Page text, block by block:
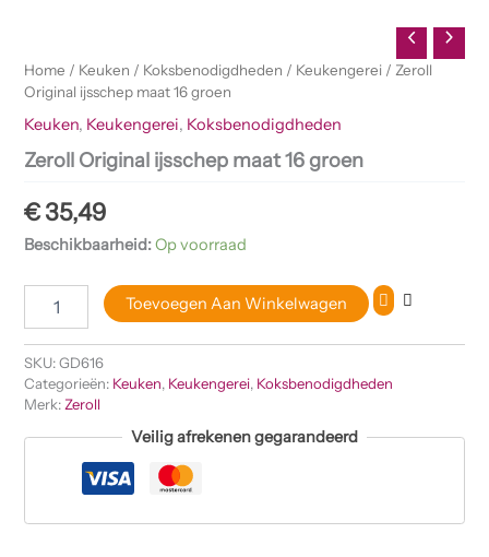
Home / Keuken / Koksbenodigdheden / Keukengerei / Zeroll
Original ijsschep maat 16 groen
Keuken, Keukengerei, Koksbenodigdheden
Zeroll Original ijsschep maat 16 groen
€35,49
Beschikbaarheid:Op voorraad
16
groen
aantal
Toevoegen Aan Winkelwagen
SKU:GD616
Categorieën: Keuken, Keukengerei, Koksbenodigdheden
Merk: Zeroll
Veilig afrekenen gegarandeerd